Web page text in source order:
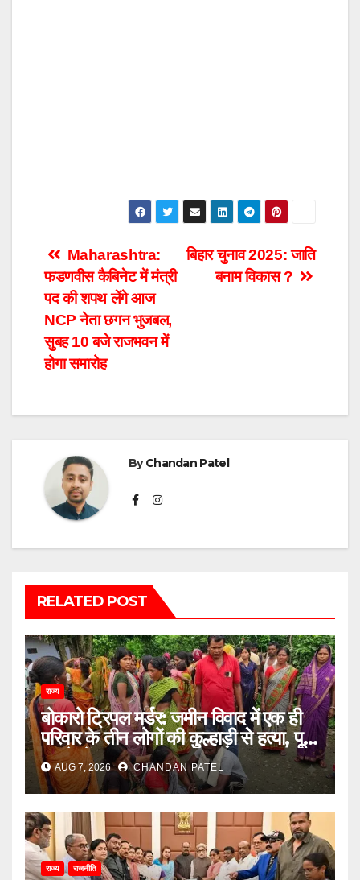
Post
navigation
बिहार चुनाव 2025: जाति
बनाम विकास ?
Maharashtra:
फडणवीस कैबिनेट में मंत्री
पद की शपथ लेंगे आज
NCP नेता छगन भुजबल,
सुबह 10 बजे राजभवन में
होगा समारोह
ByChandan Patel
RELATED POST
राज्य
बोकारो ट्रिपल मर्डर: जमीन विवाद में एक ही
परिवार के तीन लोगों की कुल्हाड़ी से हत्या, पूरे
इलाके में दहशत
AUG 7, 2026 CHANDAN PATEL
राज्य राजनीति